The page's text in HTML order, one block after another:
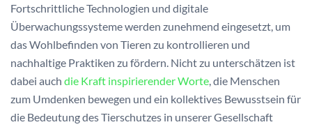
Fortschrittliche Technologien und digitale
Überwachungssysteme werden zunehmend eingesetzt, um
das Wohlbefinden von Tieren zu kontrollieren und
nachhaltige Praktiken zu fördern. Nicht zu unterschätzen ist
dabei auch die Kraft inspirierender Worte , die Menschen
zum Umdenken bewegen und ein kollektives Bewusstsein für
die Bedeutung des Tierschutzes in unserer Gesellschaft